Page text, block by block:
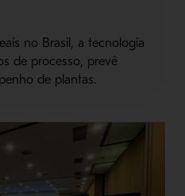
no Brasil, a tecnologia
de processo, prevê
de plantas.